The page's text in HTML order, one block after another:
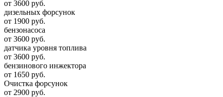
от 3600 руб.
дизельных форсунок
от 1900 руб.
бензонасоса
от 3600 руб.
датчика уровня топлива
от 3600 руб.
бензинового инжектора
от 1650 руб.
Очистка форсунок
от 2900 руб.